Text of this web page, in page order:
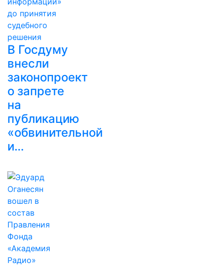
В Госдуму
внесли
законопроект
о запрете
на
публикацию
«обвинительной
и…